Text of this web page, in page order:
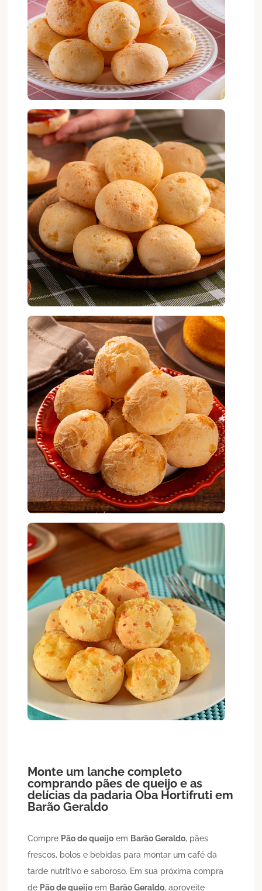
Monte um lanche completo
comprando pães de queijo e as
delícias da padaria Oba Hortifruti em
Barão Geraldo
Compre Pão de queijo em Barão Geraldo, pães
frescos, bolos e bebidas para montar um café da
tarde nutritivo e saboroso. Em sua próxima compra
de Pão de queijo em Barão Geraldo, aproveite